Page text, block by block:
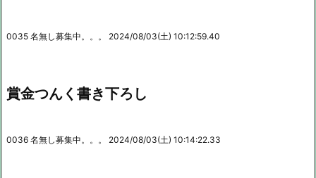
0035 名無し募集中。。。 2024/08/03(土) 10:12:59.40
賞金つんく書き下ろし
0036 名無し募集中。。。 2024/08/03(土) 10:14:22.33